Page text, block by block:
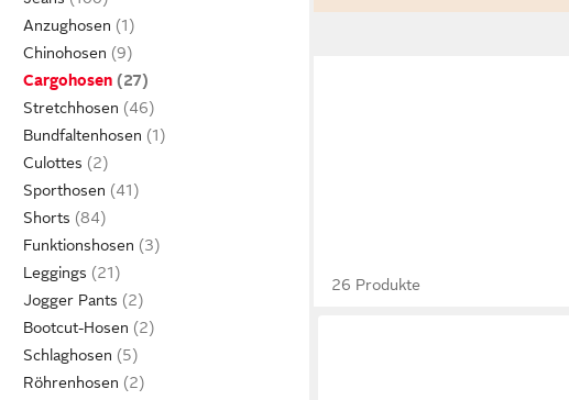
Anzughosen
Chinohosen
Cargohosen
Stretchhosen
Bundfaltenhosen
Culottes
Sporthosen
Shorts
Funktionshosen
Leggings
Jogger Pants
Bootcut-Hosen
Schlaghosen
Röhrenhosen
26 Produkte